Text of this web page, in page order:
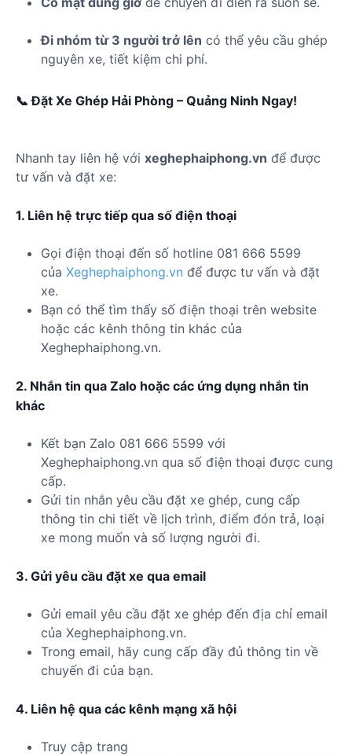
Đi nhóm từ 3 người trở lên có thể yêu cầu ghép
nguyên xe, tiết kiệm chi phí.
📞 Đặt Xe Ghép Hải Phòng – Quảng Ninh Ngay!
Nhanh tay liên hệ với xeghephaiphong.vn để được
tư vấn và đặt xe:
1. Liên hệ trực tiếp qua số điện thoại
Gọi điện thoại đến số hotline 081 666 5599
của Xeghephaiphong.vn để được tư vấn và đặt
xe.
Bạn có thể tìm thấy số điện thoại trên website
hoặc các kênh thông tin khác của
Xeghephaiphong.vn.
2. Nhắn tin qua Zalo hoặc các ứng dụng nhắn tin
khác
Kết bạn Zalo 081 666 5599 với
Xeghephaiphong.vn qua số điện thoại được cung
cấp.
Gửi tin nhắn yêu cầu đặt xe ghép, cung cấp
thông tin chi tiết về lịch trình, điểm đón trả, loại
xe mong muốn và số lượng người đi.
3. Gửi yêu cầu đặt xe qua email
Gửi email yêu cầu đặt xe ghép đến địa chỉ email
của Xeghephaiphong.vn.
Trong email, hãy cung cấp đầy đủ thông tin về
chuyến đi của bạn.
4. Liên hệ qua các kênh mạng xã hội
Truy cập trang